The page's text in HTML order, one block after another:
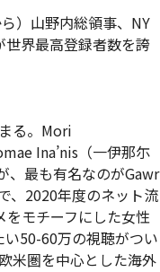
）山野内総領事、NY
界最高登録者数を誇
る。Mori
Ina’nis（一伊那尓
、最も有名なのがGawr
、2020年度のネット流
モチーフにした女性
50-60万の視聴がつい
米圏を中心とした海外